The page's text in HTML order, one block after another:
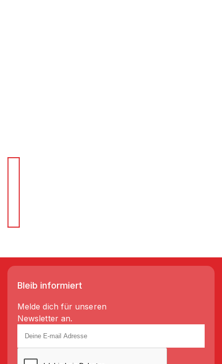
Bleib informiert
Melde dich für unseren
Newsletter an.